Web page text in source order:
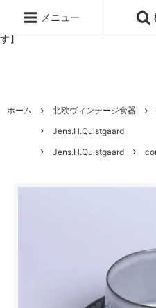
ッタのオンラインストア【アラビ
ージ食器,雅峰窯やソルテグラスジ
す】
メニュー
ホーム 北欧ヴィンテージ食器
Jens.H.Quistgaard
Jens.H.Quistgaard